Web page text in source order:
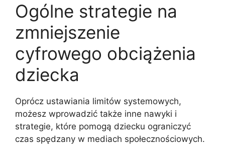
Ogólne strategie na
zmniejszenie
cyfrowego obciążenia
dziecka
Oprócz ustawiania limitów systemowych,
możesz wprowadzić także inne nawyki i
strategie, które pomogą dziecku ograniczyć
czas spędzany w mediach społecznościowych.